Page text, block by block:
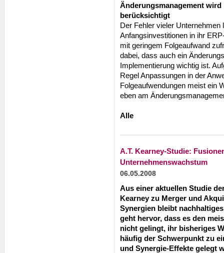
Änderungsmanagement
berücksichtigt
Der Fehler vieler
Anfangsinvestitionen in ihr
mit geringem Folgeaufwand
dabei, dass auch ein
Implementierung wichtig ist.
Regel Anpassungen in der
Folgeaufwendungen meist ein
eben am
Alle
A.T. Kearney-Studie:
Unternehmenswachstum
06.05.2008
Aus einer aktuellen Studie
Kearney zu Merger und
Synergien bleibt
geht hervor, dass es den
nicht gelingt, ihr bisheriges
häufig der Schwerpunkt zu
und Synergie-Effekte gelegt